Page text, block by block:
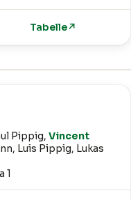
Tabelle↗
Pippig,Vincent
Luis Pippig, Lukas
1